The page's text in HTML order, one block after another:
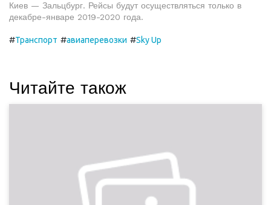
Киев — Зальцбург. Рейсы будут осуществляться только в
декабре-январе 2019-2020 года.
#Транспорт #авиаперевозки #Sky Up
Читайте також